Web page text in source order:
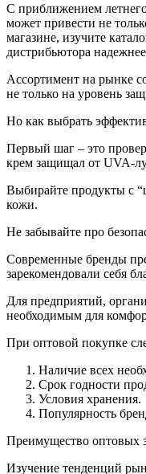
С приближением летнего
может привести не
магазине, изучите
дистрибьютора
Ассортимент на рынке
не только на уровень
Но как выбрать
Первый шаг – это
крем защищал от UVA-
Выбирайте продукты с
кожи.
Не забывайте про
Современные бренды
зарекомендовали себя
Для предприятий,
необходимым для
При оптовой покупке
Наличие всех
Срок годности
Условия хранения.
Популярность
Преимущество оптовых
Изучение тенденций